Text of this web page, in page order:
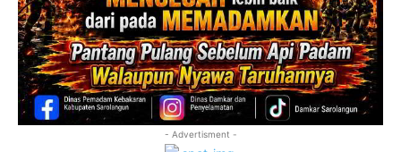
- Advertisment -